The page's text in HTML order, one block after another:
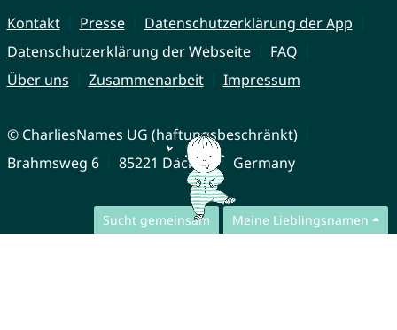
Sucht gemeinsam Meine Lieblingsnamen
Kontakt Presse
Datenschutzerklärung der App
Datenschutzerklärung der Webseite
FAQ
Über uns
Zusammenarbeit Impressum
© CharliesNames UG (haftungsbeschränkt)
Brahmsweg 6
85221 Dachau Germany